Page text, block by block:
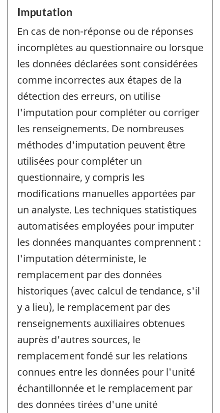
Imputation
En cas de non-réponse ou de réponses
incomplètes au questionnaire ou lorsque
les données déclarées sont considérées
comme incorrectes aux étapes de la
détection des erreurs, on utilise
l'imputation pour compléter ou corriger
les renseignements. De nombreuses
méthodes d'imputation peuvent être
utilisées pour compléter un
questionnaire, y compris les
modifications manuelles apportées par
un analyste. Les techniques statistiques
automatisées employées pour imputer
les données manquantes comprennent :
l'imputation déterministe, le
remplacement par des données
historiques (avec calcul de tendance, s'il
y a lieu), le remplacement par des
renseignements auxiliaires obtenues
auprès d'autres sources, le
remplacement fondé sur les relations
connues entre les données pour l'unité
échantillonnée et le remplacement par
des données tirées d'une unité